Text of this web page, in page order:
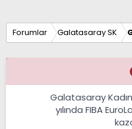
Forumlar Galatasaray SK
Galatasaray
yılında FIBA